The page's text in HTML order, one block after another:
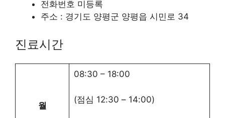
전화번호 미등록
주소 : 경기도 양평군 양평읍 시민로 34
진료시간
월
08:30 – 18:00
(점심 12:30 – 14:00)